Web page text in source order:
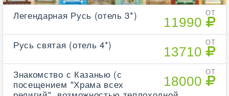
ОТ
11990
Легендарная Русь (отель 3*)
ОТ
13710
Русь святая (отель 4*)
ОТ
18000
Знакомство с Казанью (с
посещением "Храма всех